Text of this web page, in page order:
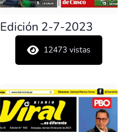
Edición 2-7-2023
12473 vistas